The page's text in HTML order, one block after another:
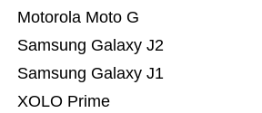
XOLO Prime
Samsung Galaxy J1
Samsung Galaxy J2
Motorola Moto G